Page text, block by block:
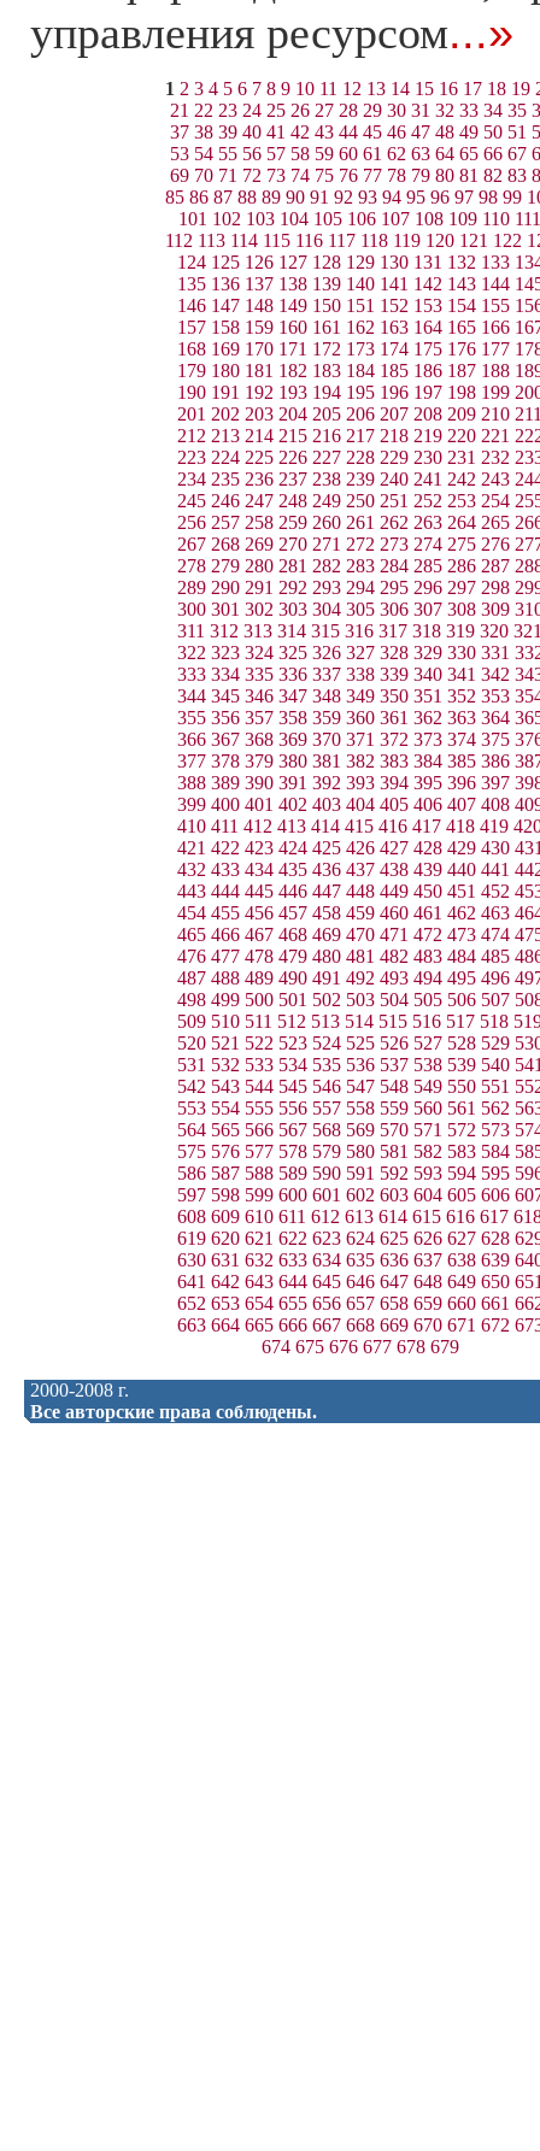
управления ресурсом...»
1 2 3 4 5 6 7 8 9 10 11 12 13 14 15 16 17 18 19
21 22 23 24 25 26 27 28 29 30 31 32 33 34 35
37 38 39 40 41 42 43 44 45 46 47 48 49 50 51
53 54 55 56 57 58 59 60 61 62 63 64 65 66 67
69 70 71 72 73 74 75 76 77 78 79 80 81 82 83
85 86 87 88 89 90 91 92 93 94 95 96 97 98 99
101 102 103 104 105 106 107 108 109 110 111
112 113 114 115 116 117 118 119 120 121 122
124 125 126 127 128 129 130 131 132 133
135 136 137 138 139 140 141 142 143 144
146 147 148 149 150 151 152 153 154 155
157 158 159 160 161 162 163 164 165 166
168 169 170 171 172 173 174 175 176 177
179 180 181 182 183 184 185 186 187 188
190 191 192 193 194 195 196 197 198 199
201 202 203 204 205 206 207 208 209 210
212 213 214 215 216 217 218 219 220 221
223 224 225 226 227 228 229 230 231 232
234 235 236 237 238 239 240 241 242 243
245 246 247 248 249 250 251 252 253 254
256 257 258 259 260 261 262 263 264 265
267 268 269 270 271 272 273 274 275 276
278 279 280 281 282 283 284 285 286 287
289 290 291 292 293 294 295 296 297 298
300 301 302 303 304 305 306 307 308 309
311 312 313 314 315 316 317 318 319 320
322 323 324 325 326 327 328 329 330 331
333 334 335 336 337 338 339 340 341 342
344 345 346 347 348 349 350 351 352 353
355 356 357 358 359 360 361 362 363 364
366 367 368 369 370 371 372 373 374 375
377 378 379 380 381 382 383 384 385 386
388 389 390 391 392 393 394 395 396 397
399 400 401 402 403 404 405 406 407 408
410 411 412 413 414 415 416 417 418 419
421 422 423 424 425 426 427 428 429 430
432 433 434 435 436 437 438 439 440 441
443 444 445 446 447 448 449 450 451 452
454 455 456 457 458 459 460 461 462 463
465 466 467 468 469 470 471 472 473 474
476 477 478 479 480 481 482 483 484 485
487 488 489 490 491 492 493 494 495 496
498 499 500 501 502 503 504 505 506 507
509 510 511 512 513 514 515 516 517 518
520 521 522 523 524 525 526 527 528 529
531 532 533 534 535 536 537 538 539 540
542 543 544 545 546 547 548 549 550 551
553 554 555 556 557 558 559 560 561 562
564 565 566 567 568 569 570 571 572 573
575 576 577 578 579 580 581 582 583 584
586 587 588 589 590 591 592 593 594 595
597 598 599 600 601 602 603 604 605 606
608 609 610 611 612 613 614 615 616 617
619 620 621 622 623 624 625 626 627 628
630 631 632 633 634 635 636 637 638 639
641 642 643 644 645 646 647 648 649 650
652 653 654 655 656 657 658 659 660 661
663 664 665 666 667 668 669 670 671 672
674 675 676 677 678 679
2000-2008 г.
Все авторские права соблюдены.